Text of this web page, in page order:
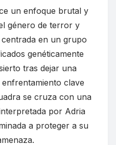
un enfoque brutal y
género de terror y
en un grupo
genéticamente
tras dejar una
clave
se cruza con una
por Adria
a proteger a su